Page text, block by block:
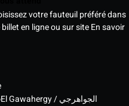
votre fauteuil préféré dans
en ligne ou sur siteEn savoir
El Gawahergy / الجواهرجي